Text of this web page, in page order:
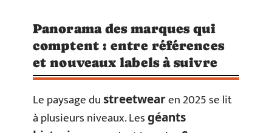
Panorama des marques qui
comptent : entre références
et nouveaux labels à suivre
Le paysage dustreetwearen 2025 se lit
à plusieurs niveaux. Lesgéants